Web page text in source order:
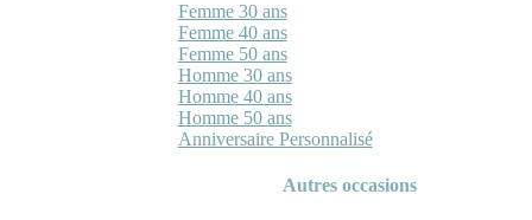
Femme 30 ans
Femme 40 ans
Femme 50 ans
Homme 30 ans
Homme 40 ans
Homme 50 ans
Anniversaire Personnalisé
Autres occasions